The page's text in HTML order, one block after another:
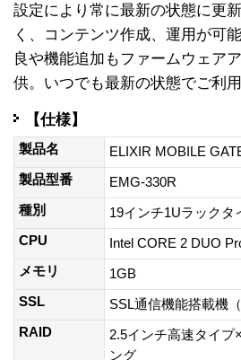
設定により常に最新の状態に更
く、コンテンツ作成、運用が可
良や機能追加もファームウェア
供。いつでも最新の状態でご利
【仕様】
製品名
ELIXIR MOBILE
製品型番
EMG-330R
種別
19インチ1Uラックタ
CPU
Intel CORE 2 DUO
メモリ
1GB
SSL
SSL通信機能搭載機
RAID
2.5インチ高速タイ
ング